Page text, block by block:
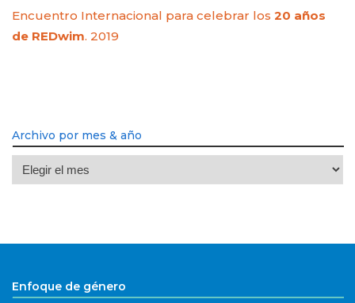
Encuentro Internacional para celebrar los 20 años
de REDwim. 2019
Archivo por mes & año
Archivo
por
año
Enfoque de género